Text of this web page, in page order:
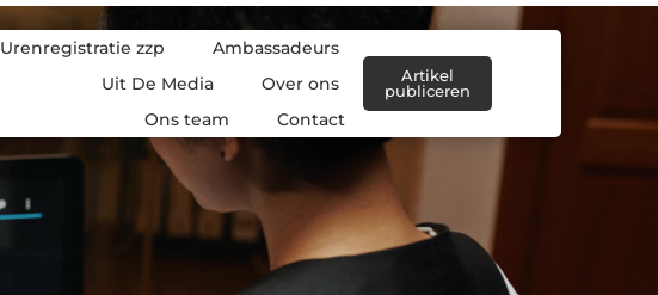
Urenregistratie zzp
Ambassadeurs
Uit De Media
Over ons
Ons team
Contact
Artikel
publiceren